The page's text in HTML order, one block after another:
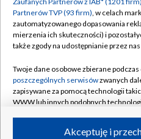
Centrum informacji TVP
Naziemna Telewizja
Rada Programowa
System NOS
Informacje o nadawcy
Polityka
Moje
Partnerów TVP (93 firm), w celach
zautomatyzowanego dopasowania
mierzenia ich skuteczności) i
także zgody na udostępnianie przez
Twoje dane osobowe zbierane
poszczególnych serwisówzwanych
zapisywane za pomocą technologii
WWW lub innych podobnych
ruchu w Internecie.Akceptuję i